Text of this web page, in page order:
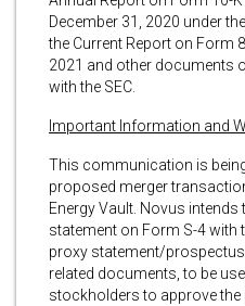
December 31, 2020 under
the Current Report on Form
2021 and other documents
with the SEC.
Important Information and
This communication is
proposed merger
Energy Vault. Novus intends
statement on Form S-4 with
proxy statement/
related documents, to be
stockholders to approve